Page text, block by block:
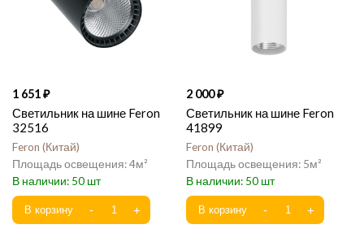
1 651
Светильник на шине Feron
32516
Feron Китай
4
50
2 000
Светильник на шине Feron
41899
Feron Китай
5
50